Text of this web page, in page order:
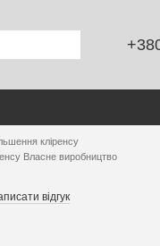
кліренсу
Власне виробництво
відгук